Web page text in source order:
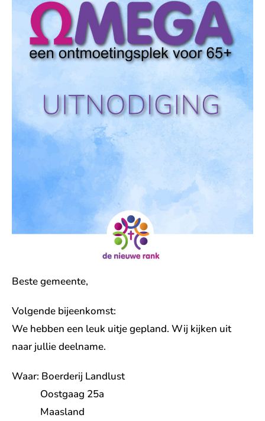
Beste gemeente,
Volgende bijeenkomst:
We hebben een leuk uitje gepland. Wij kijken uit
naar jullie deelname.
Waar: Boerderij Landlust
Oostgaag 25a
Maasland